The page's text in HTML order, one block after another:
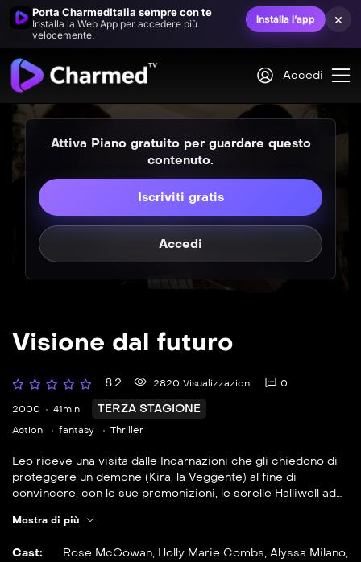
Porta CharmedItalia sempre con te
Installa la Web App per accedere più
velocemente.
Installa l’app ×
Accedi
Attiva Piano gratuito per guardare questo
contenuto.
Iscriviti gratis
Accedi
Visione dal futuro
8.2 2820 Visualizzazioni 0
2000 41min TERZA STAGIONE
Action fantasy Thriller
Leo riceve una visita dalle Incarnazioni che gli chiedono di
proteggere un demone (Kira, la Veggente) al fine di
convincere, con le sue premonizioni, le sorelle Halliwell ad
difendere Kyra da Zankou, uno dei demoni più potenti e più
Mostra di più
Cast: Rose McGowan, Holly Marie Combs, Alyssa Milano,